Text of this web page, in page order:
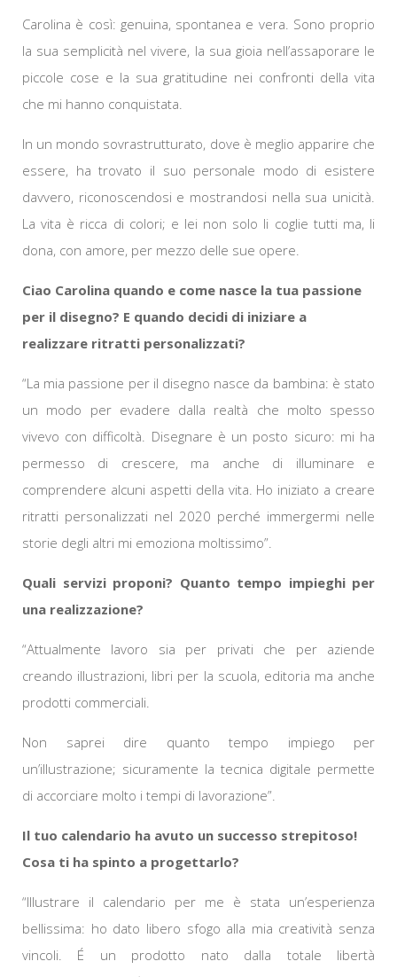
Carolina è così: genuina, spontanea e vera. Sono proprio
la sua semplicità nel vivere, la sua gioia nell’assaporare le
piccole cose e la sua gratitudine nei confronti della vita
che mi hanno conquistata.
In un mondo sovrastrutturato, dove è meglio apparire che
essere, ha trovato il suo personale modo di esistere
davvero, riconoscendosi e mostrandosi nella sua unicità.
La vita è ricca di colori; e lei non solo li coglie tutti ma, li
dona, con amore, per mezzo delle sue opere.
Ciao Carolina quando e come nasce la tua passione
per il disegno? E quando decidi di iniziare a
realizzare ritratti personalizzati?
“La mia passione per il disegno nasce da bambina: è stato
un modo per evadere dalla realtà che molto spesso
vivevo con difficoltà. Disegnare è un posto sicuro: mi ha
permesso di crescere, ma anche di illuminare e
comprendere alcuni aspetti della vita. Ho iniziato a creare
ritratti personalizzati nel 2020 perché immergermi nelle
storie degli altri mi emoziona moltissimo”.
Quali servizi proponi? Quanto tempo impieghi per
una realizzazione?
“Attualmente lavoro sia per privati che per aziende
creando illustrazioni, libri per la scuola, editoria ma anche
prodotti commerciali.
Non saprei dire quanto tempo impiego per
un’illustrazione; sicuramente la tecnica digitale permette
di accorciare molto i tempi di lavorazione”.
Il tuo calendario ha avuto un successo strepitoso!
Cosa ti ha spinto a progettarlo?
“Illustrare il calendario per me è stata un’esperienza
bellissima: ho dato libero sfogo alla mia creatività senza
vincoli. É un prodotto nato dalla totale libertà